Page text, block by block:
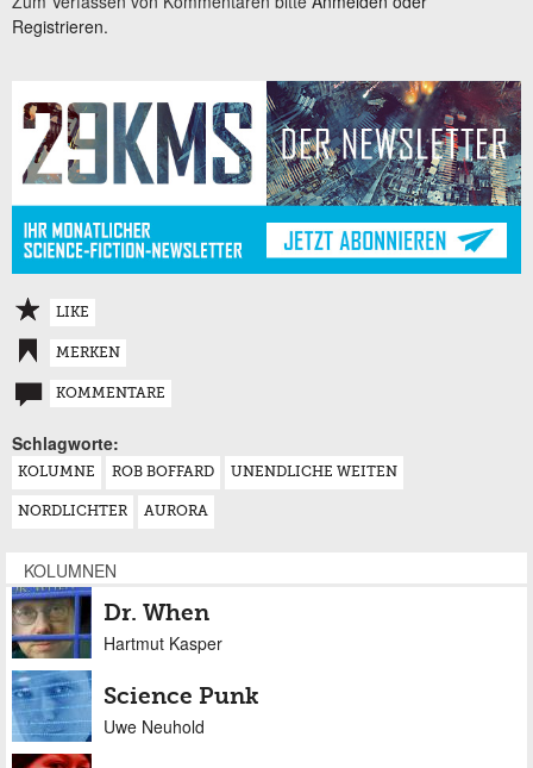
Registrieren.
LIKE
MERKEN
KOMMENTARE
Schlagworte:
KOLUMNE ROB BOFFARD UNENDLICHE WEITEN
NORDLICHTER AURORA
KOLUMNEN
Dr. When
Hartmut Kasper
Science Punk
Uwe Neuhold